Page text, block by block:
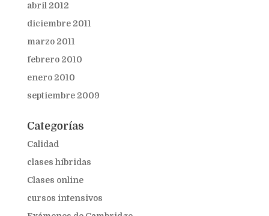
abril 2012
diciembre 2011
marzo 2011
febrero 2010
enero 2010
septiembre 2009
Categorías
Calidad
clases híbridas
Clases online
cursos intensivos